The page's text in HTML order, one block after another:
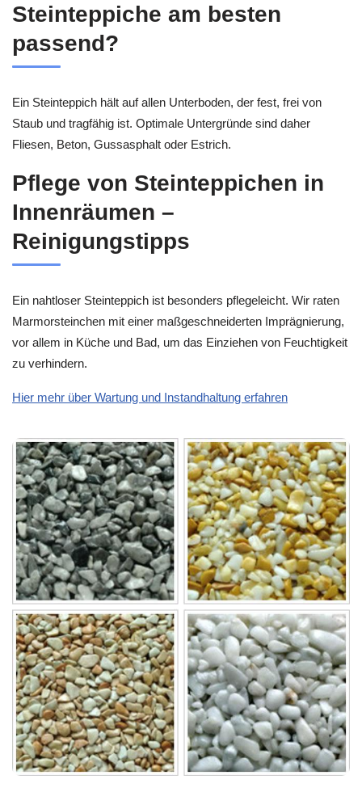
Steinteppiche am besten
passend?
Ein Steinteppich hält auf allen Unterboden, der fest, frei von
Staub und tragfähig ist. Optimale Untergründe sind daher
Fliesen, Beton, Gussasphalt oder Estrich.
Pflege von Steinteppichen in
Innenräumen –
Reinigungstipps
Ein nahtloser Steinteppich ist besonders pflegeleicht. Wir raten
Marmorsteinchen mit einer maßgeschneiderten Imprägnierung,
vor allem in Küche und Bad, um das Einziehen von Feuchtigkeit
zu verhindern.
Hier mehr über Wartung und Instandhaltung erfahren